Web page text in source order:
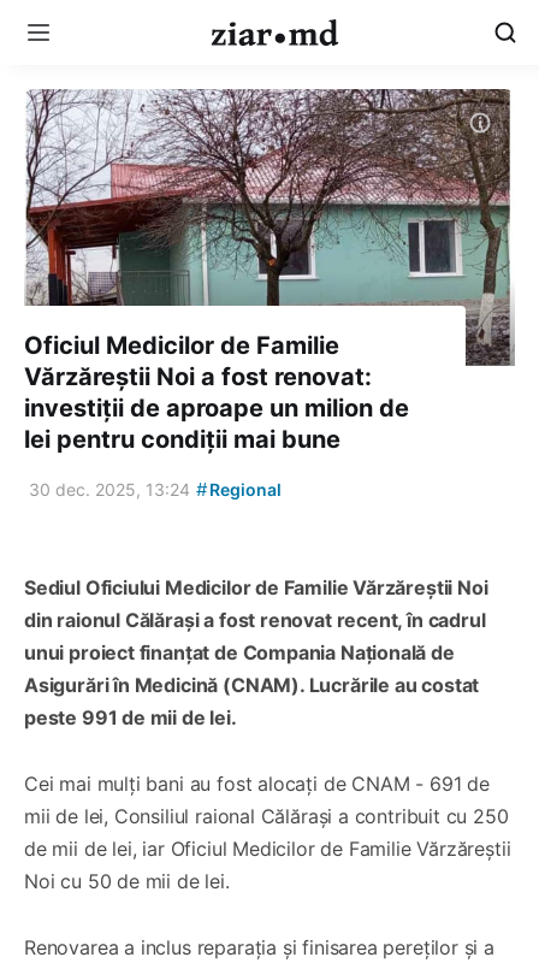
Oficiul Medicilor de Familie
Vărzăreștii Noi a fost renovat:
investiții de aproape un milion de
lei pentru condiții mai bune
30 dec. 2025, 13:24 #Regional
Sediul Oficiului Medicilor de Familie Vărzăreștii Noi
din raionul Călărași a fost renovat recent, în cadrul
unui proiect finanțat de Compania Națională de
Asigurări în Medicină (CNAM). Lucrările au costat
peste 991 de mii de lei.
Cei mai mulți bani au fost alocați de CNAM - 691 de
mii de lei, Consiliul raional Călărași a contribuit cu 250
de mii de lei, iar Oficiul Medicilor de Familie Vărzăreștii
Noi cu 50 de mii de lei.
Renovarea a inclus reparația și finisarea pereților și a